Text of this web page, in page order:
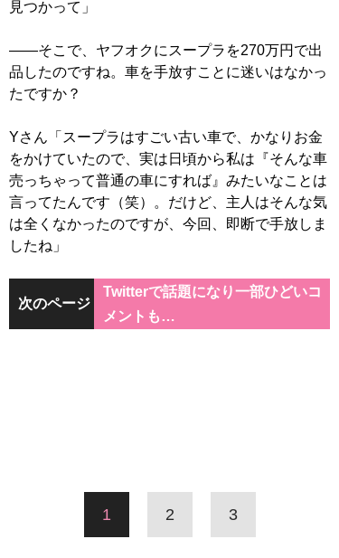
見つかって」
――そこで、ヤフオクにスープラを270万円で出
品したのですね。車を手放すことに迷いはなかっ
たですか？
Yさん「スープラはすごい古い車で、かなりお金
をかけていたので、実は日頃から私は『そんな車
売っちゃって普通の車にすれば』みたいなことは
言ってたんです（笑）。だけど、主人はそんな気
は全くなかったのですが、今回、即断で手放しま
したね」
次のページ
Twitterで話題になり一部ひどいコ
メントも…
1 2 3